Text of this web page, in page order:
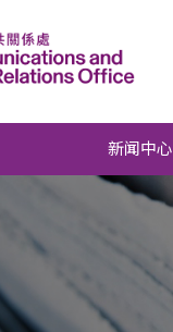
新闻中心